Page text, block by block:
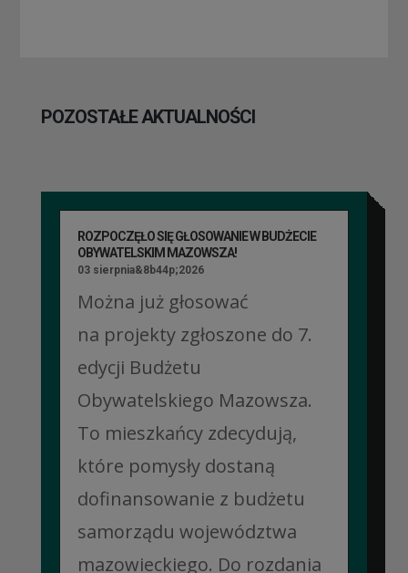
POZOSTAŁE AKTUALNOŚCI
ROZPOCZĘŁO SIĘ GŁOSOWANIE W BUDŻECIE
OBYWATELSKIM MAZOWSZA!
03 sierpnia&8b44p;2026
Można już głosować
na projekty zgłoszone do 7.
edycji Budżetu
Obywatelskiego Mazowsza.
To mieszkańcy zdecydują,
które pomysły dostaną
dofinansowanie z budżetu
samorządu województwa
mazowieckiego. Do rozdania